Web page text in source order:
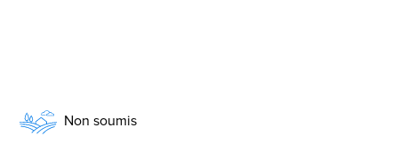
Non soumis